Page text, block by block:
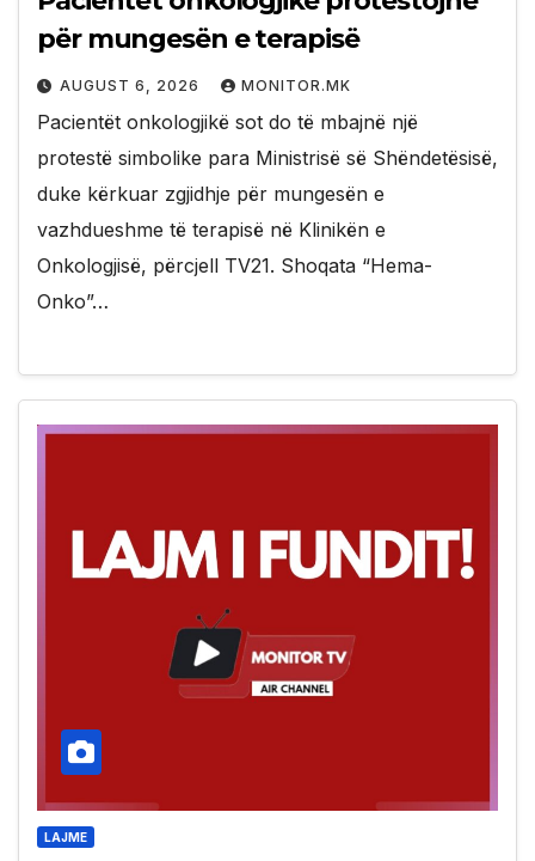
për mungesën e terapisë
AUGUST 6, 2026 MONITOR.MK
Pacientët onkologjikë sot do të mbajnë një
protestë simbolike para Ministrisë së Shëndetësisë,
duke kërkuar zgjidhje për mungesën e
vazhdueshme të terapisë në Klinikën e
Onkologjisë, përcjell TV21. Shoqata “Hema-
Onko”…
LAJME